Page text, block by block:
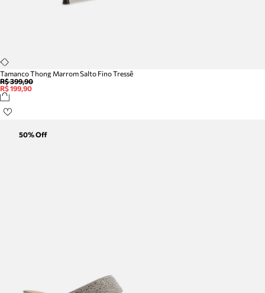
Tamanco Thong Marrom Salto Fino Tressê
R$ 399,90
R$ 199,90
50% Off